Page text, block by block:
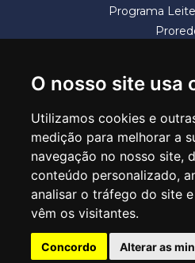
O nosso site usa
Utilizamos cookies e
medição para melhorar a
navegação no nosso site,
conteúdo personalizado,
analisar o tráfego do site
vêm os visitantes.
Concordo Alterar as
Programa
SECRETARIA DE
Rua Claudino Barbosa, 313 - Macedo
Central de Atendimento: